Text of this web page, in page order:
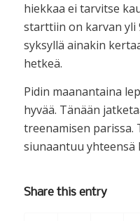
hiekkaa ei tarvitse
starttiin on karvan yli
syksyllä ainakin
hetkeä.
Pidin maanantaina
hyvää. Tänään
treenamisen parissa.
siunaantuu yhteensä
Share this entry